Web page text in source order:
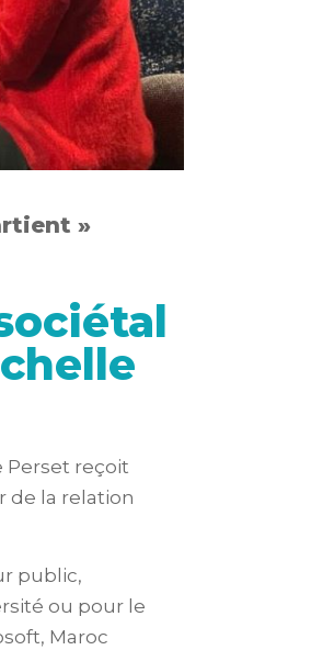
»
Perset reçoit
de la relation
public,
ou pour le
Maroc